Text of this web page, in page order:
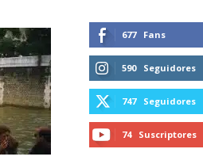
677 Fans
590 Seguidores
747 Seguidores
74 Suscriptores